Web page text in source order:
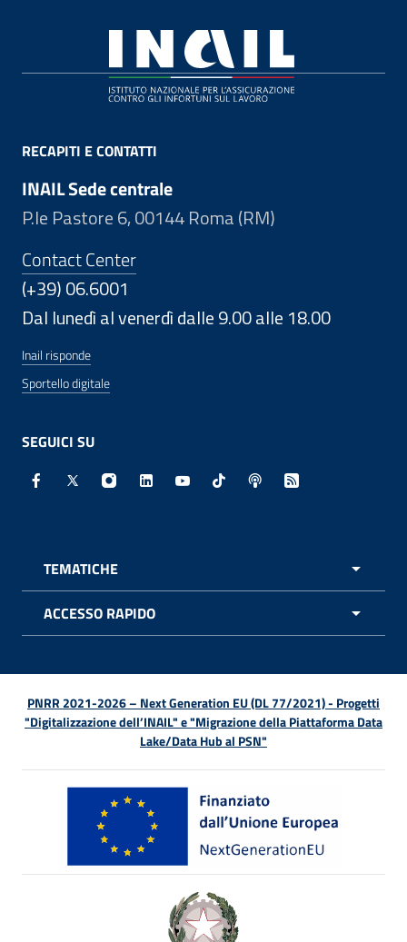
RECAPITI E CONTATTI
INAIL Sede centrale
P.le Pastore 6, 00144 Roma (RM)
Contact Center
(+39) 06.6001
Dal lunedì al venerdì dalle 9.00 alle 18.00
Inail risponde
Sportello digitale
SEGUICI SU
Facebook - Sito esterno - Apertura in nuova finestra
X - Sito esterno - Apertura in nuova finestra
Instagram - Sito esterno - Apertura in
Linkedin - Sito esterno - Apertura in
Youtube - Sito esterno -
TikTok - Sito esterno -
Spreaker - Sito
Feed RSS -
TEMATICHE
ACCESSO RAPIDO
PNRR 2021-2026 – Next Generation EU (DL 77/2021) - Progetti
"Digitalizzazione dell’INAIL" e "Migrazione della Piattaforma Data
Lake/Data Hub al PSN"